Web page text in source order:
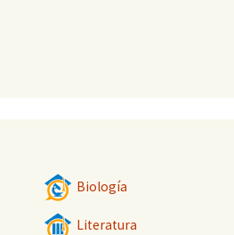
Biología
Literatura